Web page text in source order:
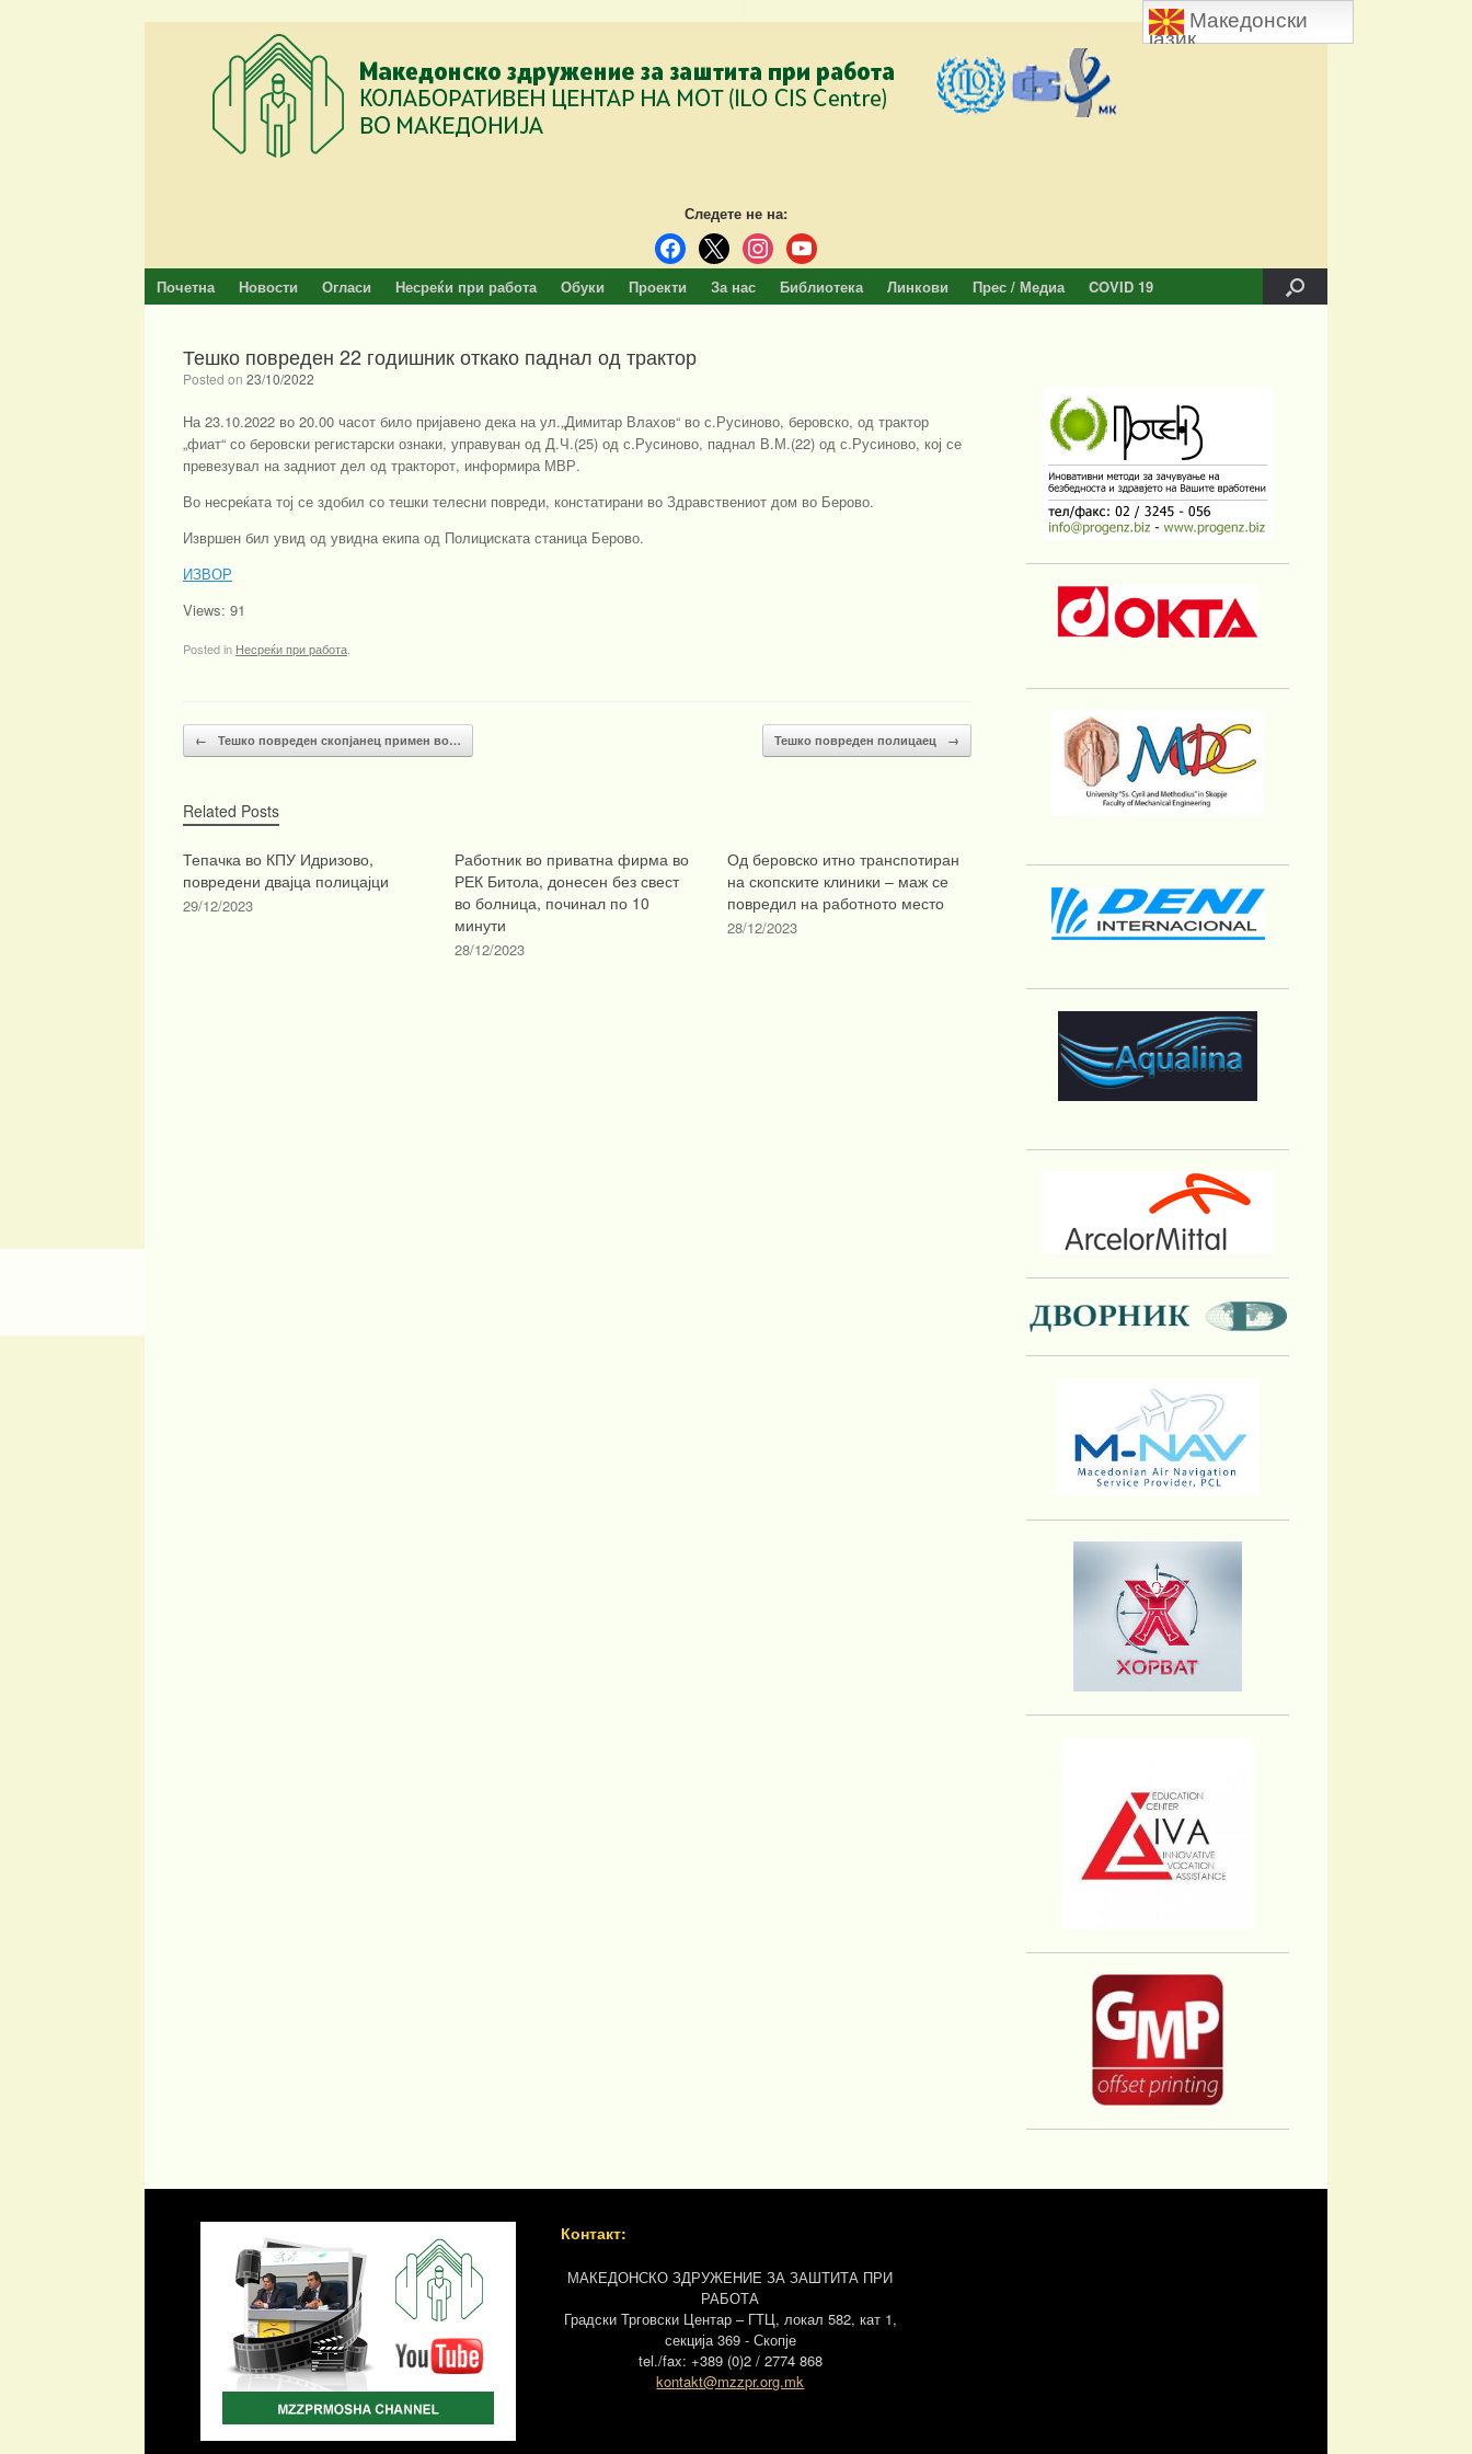
Следете не на:
facebook
x instagramyoutube
Почетна Новости Огласи Несреќи при работа Обуки Проекти За нас Библиотека Линкови Прес / Медиа COVID 19
Тешко повреден 22 годишник откако паднал од трактор
Posted on 23/10/2022
На 23.10.2022 во 20.00 часот било пријавено дека на ул.„Димитар Влахов“ во с.Русиново, беровско, од трактор
„фиат“ со беровски регистарски ознаки, управуван од Д.Ч.(25) од с.Русиново, паднал В.М.(22) од с.Русиново, кој се
превезувал на задниот дел од тракторот, информира МВР.
Во несреќата тој се здобил со тешки телесни повреди, констатирани во Здравствениот дом во Берово.
Извршен бил увид од увидна екипа од Полициската станица Берово.
ИЗВОР
Views: 91
Posted in Несреќи при работа
Post navigation
← Тешко повреден скопјанец примен во… Тешко повреден полицаец →
Related Posts
Тепачка во КПУ Идризово,
повредени двајца полицајци
29/12/2023
Работник во приватна фирма во
РЕК Битола, донесен без свест
во болница, починал по 10
минути
28/12/2023
Од беровско итно транспотиран
на скопските клиники – маж се
повредил на работното место
28/12/2023
Контакт:
МАКЕДОНСКО ЗДРУЖЕНИЕ ЗА ЗАШТИТА ПРИ
РАБОТА
Градски Трговски Центар – ГТЦ, локал 582, кат 1,
секција 369 - Скопје
tel./fax: +389 (0)2 / 2774 868
kontakt@mzzpr.org.mk
Македонски
јазик